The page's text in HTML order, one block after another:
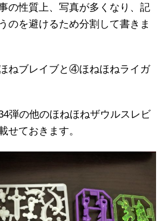
の性質上、写真が多くなり、記
のを避けるため分割して書きま
ねブレイブと④ほねほねライガ
弾の他のほねほねザウルスレビ
せておきます。